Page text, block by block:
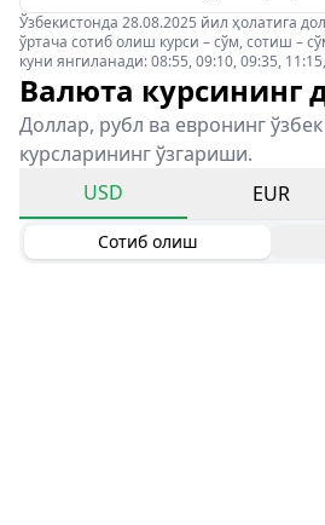
Ўзбекистонда 28.08.2025 йил ҳолатига
ўртача сотиб олиш курси – сўм, сотиш –
куни янгиланади: 08:55, 09:10, 09:35,
Валюта курсининг
Доллар, рубл ва евронинг
курсларининг ўзгариши.
USD
EUR
Сотиб олиш